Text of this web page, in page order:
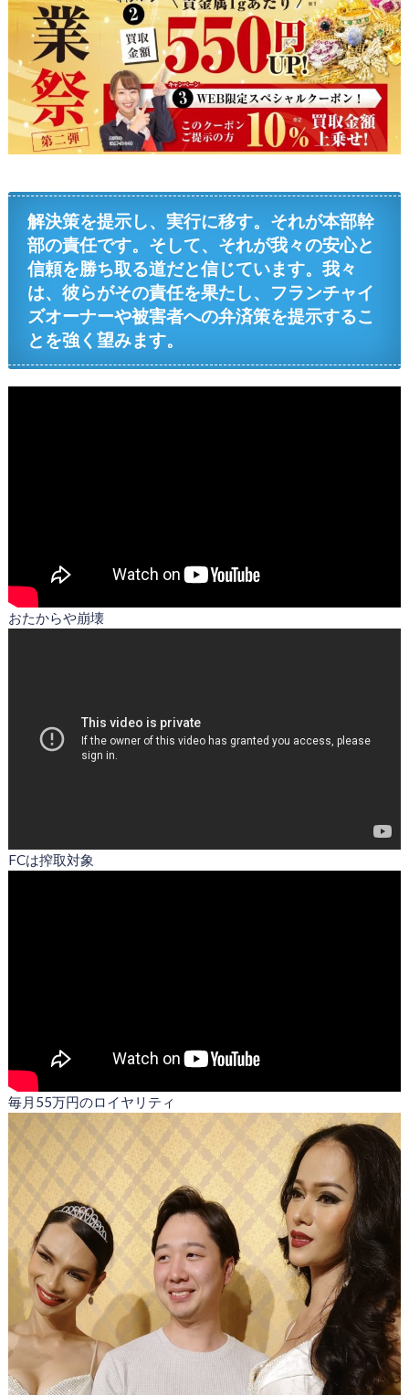
解決策を提示し、実行に移す。それが本部幹
部の責任です。そして、それが我々の安心と
信頼を勝ち取る道だと信じています。我々
は、彼らがその責任を果たし、フランチャイ
ズオーナーや被害者への弁済策を提示するこ
とを強く望みます。
おたからや崩壊
FCは搾取対象
毎月55万円のロイヤリティ